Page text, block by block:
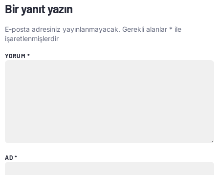
Bir yanıt yazın
E-posta adresiniz yayınlanmayacak. Gerekli alanlar * ile
işaretlenmişlerdir
YORUM *
AD *